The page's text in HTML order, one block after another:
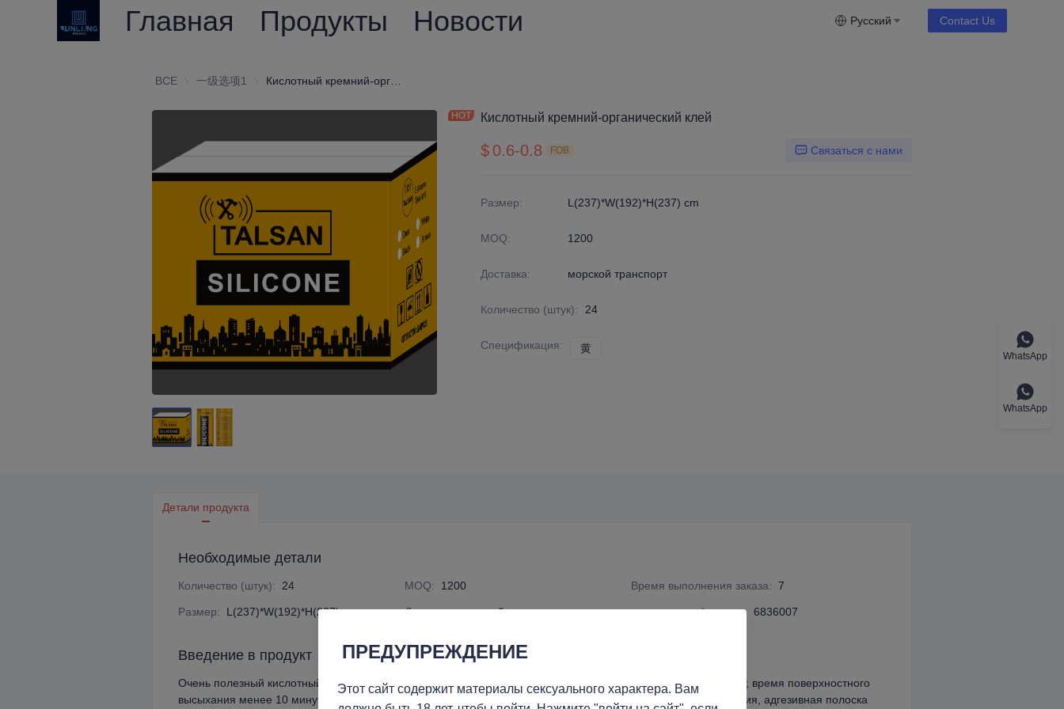
Главная Продукты Новости Русский Contact Us
ВСЕ 一级选项1 一级选项1
Кислотный кремний-органический клей
$ 0.6-0.8 FOB Связаться с нами
Размер: L(237)*W(192)*H(237) cm
MOQ: 1200
Доставка: морской транспорт
Количество (штук): 24
Спецификация: 黄
Детали продукта
Необходимые детали
Количество (штук): 24 MOQ: 1200 Время выполнения заказа: 7
Размер: L(237)*W(192)*H(237) cm Доставка: морской транспорт номер спецификации: 6836007
Введение в продукт
Очень полезный кислотный кетоновый клей, клей на основе масла, не боится замерзания, быстро высыхает, время поверхностного
высыхания менее 10 минут. Чем выше температура окружающей среды, тем быстрее скорость затвердевания, адгезивная полоска
WhatsApp
WhatsApp
ПРЕДУПРЕЖДЕНИЕ
Этот сайт содержит материалы сексуального характера. Вам